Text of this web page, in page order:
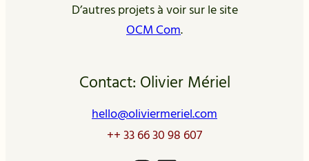
D’autres projets à voir sur le site
OCM Com.
Contact: Olivier Mériel
hello@oliviermeriel.com
++ 33 66 30 98 607